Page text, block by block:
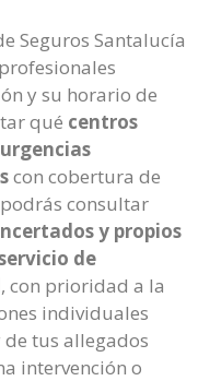
Seguros Santalucía
y su horario de
qué centros
con cobertura de
consultar
y propios
de
, con prioridad a la
individuales
tus allegados
intervención o